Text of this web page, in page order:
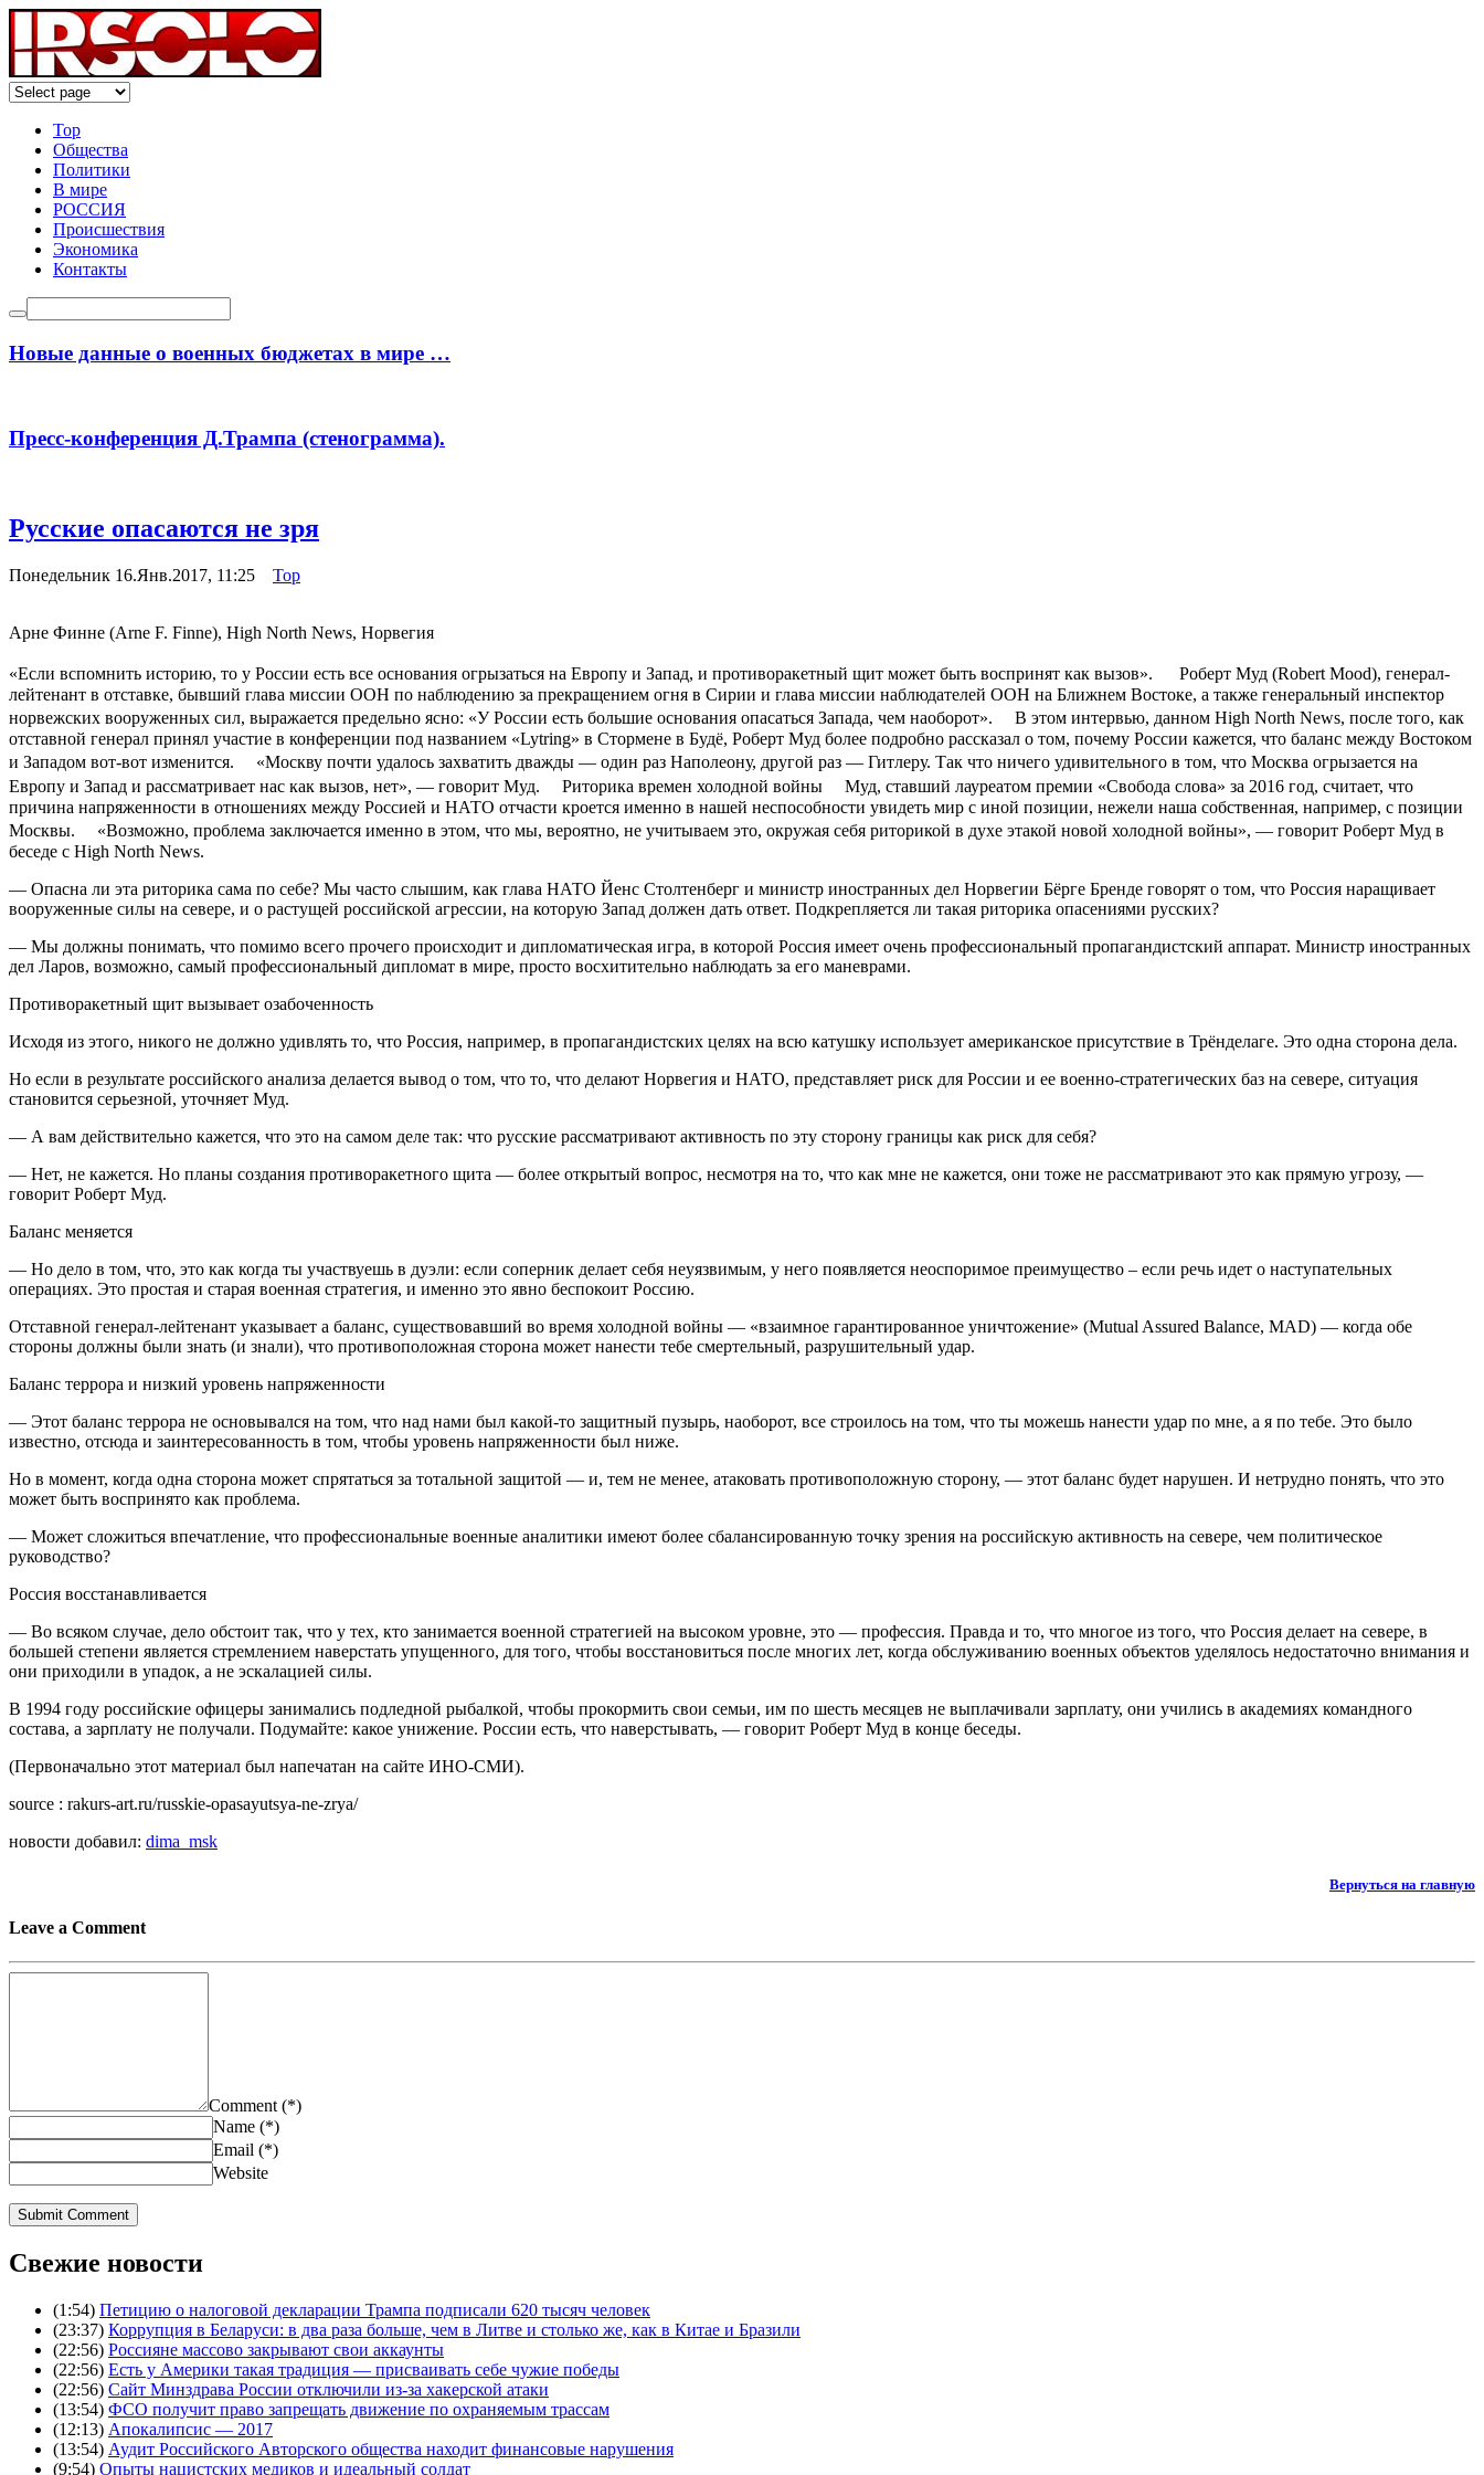
Top
Общества
Политики
В мире
РОССИЯ
Происшествия
Экономика
Контакты
Новые данные о военных бюджетах в мире …
Пресс-конференция Д.Трампа (стенограмма).
Русские опасаются не зря
Понедельник 16.Янв.2017, 11:25 Top
Арне Финне (Arne F. Finne), High North News, Норвегия
«Если вспомнить историю, то у России есть все основания огрызаться на Европу и Запад, и противоракетный щит может быть воспринят как вызов». Роберт Муд (Robert Mood), генерал-
лейтенант в отставке, бывший глава миссии ООН по наблюдению за прекращением огня в Сирии и глава миссии наблюдателей ООН на Ближнем Востоке, а также генеральный инспектор
норвежских вооруженных сил, выражается предельно ясно: «У России есть большие основания опасаться Запада, чем наоборот». В этом интервью, данном High North News, после того, как
отставной генерал принял участие в конференции под названием «Lytring» в Стормене в Будё, Роберт Муд более подробно рассказал о том, почему России кажется, что баланс между Востоком
и Западом вот-вот изменится. «Москву почти удалось захватить дважды — один раз Наполеону, другой раз — Гитлеру. Так что ничего удивительного в том, что Москва огрызается на
Европу и Запад и рассматривает нас как вызов, нет», — говорит Муд. Риторика времен холодной войны Муд, ставший лауреатом премии «Свобода слова» за 2016 год, считает, что
причина напряженности в отношениях между Россией и НАТО отчасти кроется именно в нашей неспособности увидеть мир с иной позиции, нежели наша собственная, например, с позиции
Москвы. «Возможно, проблема заключается именно в этом, что мы, вероятно, не учитываем это, окружая себя риторикой в духе этакой новой холодной войны», — говорит Роберт Муд в
беседе с High North News.
— Опасна ли эта риторика сама по себе? Мы часто слышим, как глава НАТО Йенс Столтенберг и министр иностранных дел Норвегии Бёрге Бренде говорят о том, что Россия наращивает
вооруженные силы на севере, и о растущей российской агрессии, на которую Запад должен дать ответ. Подкрепляется ли такая риторика опасениями русских?
— Мы должны понимать, что помимо всего прочего происходит и дипломатическая игра, в которой Россия имеет очень профессиональный пропагандистский аппарат. Министр иностранных
дел Ларов, возможно, самый профессиональный дипломат в мире, просто восхитительно наблюдать за его маневрами.
Противоракетный щит вызывает озабоченность
Исходя из этого, никого не должно удивлять то, что Россия, например, в пропагандистских целях на всю катушку использует американское присутствие в Трёнделаге. Это одна сторона дела.
Но если в результате российского анализа делается вывод о том, что то, что делают Норвегия и НАТО, представляет риск для России и ее военно-стратегических баз на севере, ситуация
становится серьезной, уточняет Муд.
— А вам действительно кажется, что это на самом деле так: что русские рассматривают активность по эту сторону границы как риск для себя?
— Нет, не кажется. Но планы создания противоракетного щита — более открытый вопрос, несмотря на то, что как мне не кажется, они тоже не рассматривают это как прямую угрозу, —
говорит Роберт Муд.
Баланс меняется
— Но дело в том, что, это как когда ты участвуешь в дуэли: если соперник делает себя неуязвимым, у него появляется неоспоримое преимущество – если речь идет о наступательных
операциях. Это простая и старая военная стратегия, и именно это явно беспокоит Россию.
Отставной генерал-лейтенант указывает а баланс, существовавший во время холодной войны — «взаимное гарантированное уничтожение» (Mutual Assured Balance, MAD) — когда обе
стороны должны были знать (и знали), что противоположная сторона может нанести тебе смертельный, разрушительный удар.
Баланс террора и низкий уровень напряженности
— Этот баланс террора не основывался на том, что над нами был какой-то защитный пузырь, наоборот, все строилось на том, что ты можешь нанести удар по мне, а я по тебе. Это было
известно, отсюда и заинтересованность в том, чтобы уровень напряженности был ниже.
Но в момент, когда одна сторона может спрятаться за тотальной защитой — и, тем не менее, атаковать противоположную сторону, — этот баланс будет нарушен. И нетрудно понять, что это
может быть воспринято как проблема.
— Может сложиться впечатление, что профессиональные военные аналитики имеют более сбалансированную точку зрения на российскую активность на севере, чем политическое
руководство?
Россия восстанавливается
— Во всяком случае, дело обстоит так, что у тех, кто занимается военной стратегией на высоком уровне, это — профессия. Правда и то, что многое из того, что Россия делает на севере, в
большей степени является стремлением наверстать упущенного, для того, чтобы восстановиться после многих лет, когда обслуживанию военных объектов уделялось недостаточно внимания и
они приходили в упадок, а не эскалацией силы.
В 1994 году российские офицеры занимались подледной рыбалкой, чтобы прокормить свои семьи, им по шесть месяцев не выплачивали зарплату, они учились в академиях командного
состава, а зарплату не получали. Подумайте: какое унижение. России есть, что наверстывать, — говорит Роберт Муд в конце беседы.
(Первоначально этот материал был напечатан на сайте ИНО-СМИ).
source : rakurs-art.ru/russkie-opasayutsya-ne-zrya/
новости добавил: dima_msk
Вернуться на главную
Leave a Comment
Comment (*)
Name (*)
Email (*)
Website
Свежие новости
(1:54) Петицию о налоговой декларации Трампа подписали 620 тысяч человек
(23:37) Коррупция в Беларуси: в два раза больше, чем в Литве и столько же, как в Китае и Бразили
(22:56) Россияне массово закрывают свои аккаунты
(22:56) Есть у Америки такая традиция — присваивать себе чужие победы
(22:56) Сайт Минздрава России отключили из-за хакерской атаки
(13:54) ФСО получит право запрещать движение по охраняемым трассам
(12:13) Апокалипсис — 2017
(13:54) Аудит Российского Авторского общества находит финансовые нарушения
(9:54) Опыты нацистских медиков и идеальный солдат